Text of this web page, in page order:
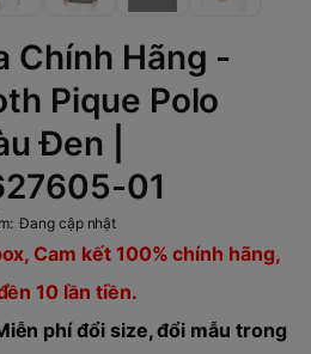
Chính Hãng -
Pique Polo
Đen |
01
Đang cập nhật
Cam kết 100% chính hãng,
10 lần tiền.
phí đổi size, đổi mẫu trong